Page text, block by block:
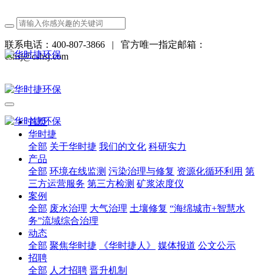
联系电话：400-807-3866 | 官方唯一指定邮箱：
cshsj@cshsj.com
首页
华时捷
全部 关于华时捷 我们的文化 科研实力
产品
全部 环境在线监测 污染治理与修复 资源化循环利用 第
三方运营服务 第三方检测 矿浆浓度仪
案例
全部 废水治理 大气治理 土壤修复 “海绵城市+智慧水
务”流域综合治理
动态
全部 聚焦华时捷 《华时捷人》 媒体报道 公文公示
招聘
全部 人才招聘 晋升机制